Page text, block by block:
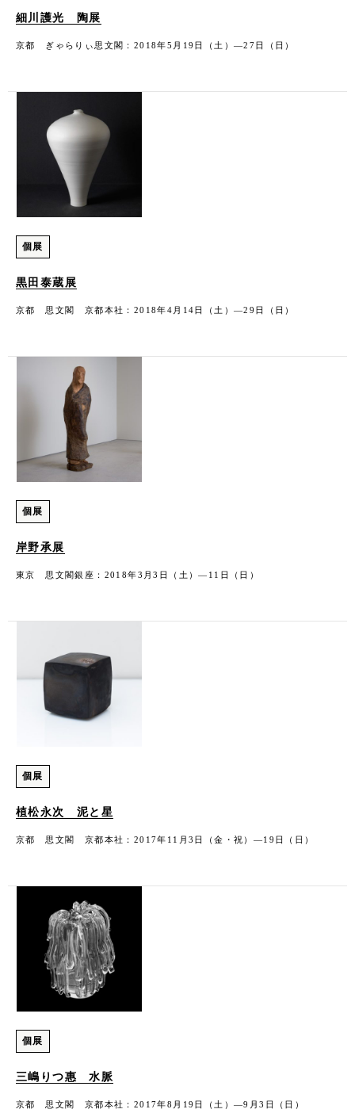
細川護光 陶展
京都 ぎゃらりぃ思文閣：2018年5月19日（土）―27日（日）
個展
黒田泰蔵展
京都 思文閣 京都本社：2018年4月14日（土）―29日（日）
個展
岸野承展
東京 思文閣銀座：2018年3月3日（土）―11日（日）
個展
植松永次 泥と星
京都 思文閣 京都本社：2017年11月3日（金・祝）―19日（日）
個展
三嶋りつ惠 水脈
京都 思文閣 京都本社：2017年8月19日（土）―9月3日（日）